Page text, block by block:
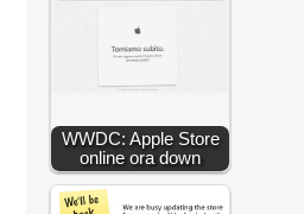
WWDC: Apple Store
online ora down